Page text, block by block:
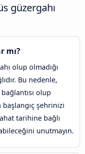
güzergahı
mı?
olup olmadığı
Bu nedenle,
olup
başlangıç şehrinizi
tarihine bağlı
unutmayın.